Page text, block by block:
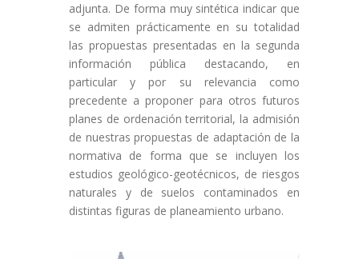
adjunta. De forma muy sintética indicar que
se admiten prácticamente en su totalidad
las propuestas presentadas en la segunda
información pública destacando, en
particular y por su relevancia como
precedente a proponer para otros futuros
planes de ordenación territorial, la admisión
de nuestras propuestas de adaptación de la
normativa de forma que se incluyen los
estudios geológico-geotécnicos, de riesgos
naturales y de suelos contaminados en
distintas figuras de planeamiento urbano.